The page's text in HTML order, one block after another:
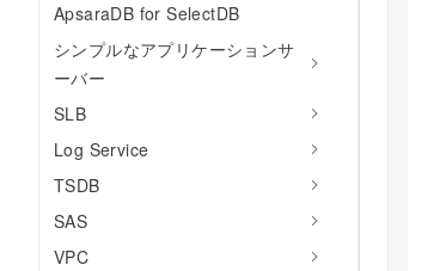
ApsaraDB for SelectDB
シンプルなアプリケーションサ
ーバー
SLB
Log Service
TSDB
SAS
VPC